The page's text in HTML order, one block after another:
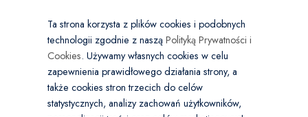
Wybierz kategorię
Dostawcze
×
Kraj PL
PLN
Ta strona korzysta z plików cookies i podobnych
technologii zgodnie z nasząPolityką Prywatności i
Cookies. Używamy własnych cookies w celu
zapewnienia prawidłowego działania strony, a
także cookies stron trzecich do celów
statystycznych, analizy zachowań użytkowników,